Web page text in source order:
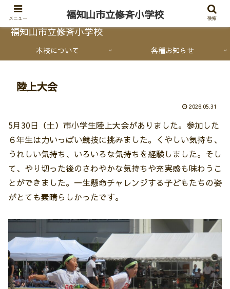
福知山市立修斉小学校
本校について 各種お知らせ
陸上大会
2026.05.31
5月30日（土）市小学生陸上大会がありました。参加した
６年生は力いっぱい競技に挑みました。くやしい気持ち、
うれしい気持ち、いろいろな気持ちを経験しました。そし
て、やり切った後のさわやかな気持ちや充実感も味わうこ
とができました。一生懸命チャレンジする子どもたちの姿
がとても素晴らしかったです。
メニュー 福知山市立修斉小学校 検索